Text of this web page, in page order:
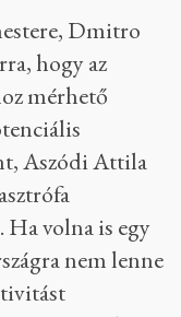
meg ebben a
mind
súlyos
a szakértő. –
Ez nagyon
annak idején
tervezési alapon